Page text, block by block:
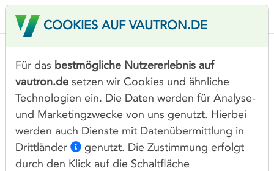
COM DOMAIN GÜNSTIG
REGISTRIEREN
COOKIES AUF VAUTRON.DE
Für das bestmögliche Nutzererlebnis auf
vautron.de setzen wir Cookies und ähnliche
Technologien ein. Die Daten werden für Analyse-
und Marketingzwecke von uns genutzt. Hierbei
werden auch Dienste mit Datenübermittlung in
Drittländer
genutzt. Die Zustimmung erfolgt
durch den Klick auf die Schaltfläche